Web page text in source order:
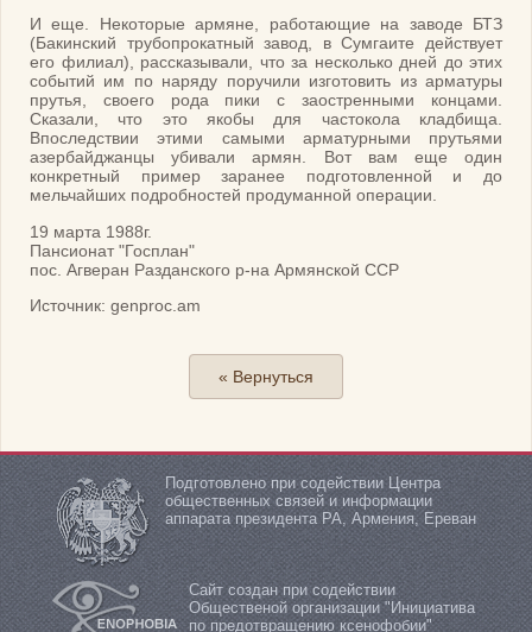
И еще. Некоторые армяне, работающие на заводе БТЗ
(Бакинский трубопрокатный завод, в Сумгаите действует
его филиал), рассказывали, что за несколько дней до этих
событий им по наряду поручили изготовить из арматуры
прутья, своего рода пики с заостренными концами.
Сказали, что это якобы для частокола кладбища.
Впоследствии этими самыми арматурными прутьями
азербайджанцы убивали армян. Вот вам еще один
конкретный пример заранее подготовленной и до
мельчайших подробностей продуманной операции.
19 марта 1988г.
Пансионат "Госплан"
пос. Агверан Разданского р-на Армянской ССР
Источник: genproc.am
« Вернуться
Подготовлено при содействии Центра
общественных связей и информации
аппарата президента РА, Армения, Ереван
Сайт создан при содействии
Общественой организации "Инициатива
по предотвращению ксенофобии"